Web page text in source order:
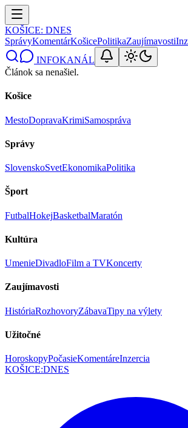
KOŠICE: DNES
SprávyKomentárKošicePolitikaZaujímavosti
INFOKANÁL
Článok sa nenašiel.
Košice
MestoDopravaKrimiSamospráva
Správy
SlovenskoSvetEkonomikaPolitika
Šport
FutbalHokejBasketbalMaratón
Kultúra
UmenieDivadloFilm a TVKoncerty
Zaujímavosti
HistóriaRozhovoryZábavaTipy na výlety
Užitočné
HoroskopyPočasieKomentáreInzercia
KOŠICE:DNES